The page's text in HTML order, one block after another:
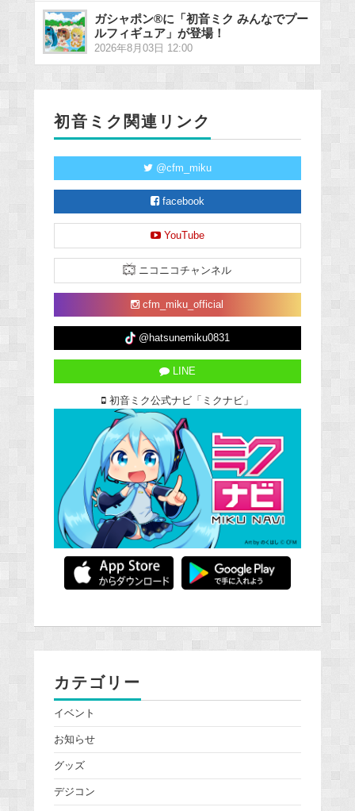
ガシャポン®に「初音ミク みんなでプー
ルフィギュア」が登場！
2026年8月03日 12:00
初音ミク関連リンク
@cfm_miku
facebook
YouTube
ニコニコチャンネル
cfm_miku_official
@hatsunemiku0831
LINE
初音ミク公式ナビ「ミクナビ」
カテゴリー
イベント
お知らせ
グッズ
デジコン